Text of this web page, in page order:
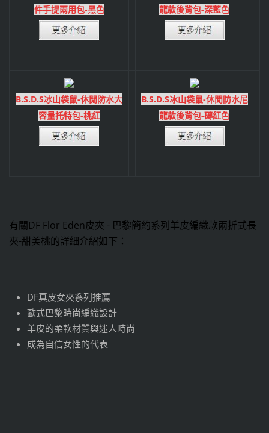
件手提兩用包-黑色
龍款後背包-深藍色
B.S.D.S冰山袋鼠-休閒防水大
容量托特包-桃紅
B.S.D.S冰山袋鼠-休閒防水尼
龍款後背包-磚紅色
有關DF Flor Eden皮夾 - 巴黎簡約系列羊皮編織款兩折式長
夾-甜美桃的詳細介紹如下：
DF真皮女夾系列推薦
歐式巴黎時尚編織設計
羊皮的柔軟材質與迷人時尚
成為自信女性的代表